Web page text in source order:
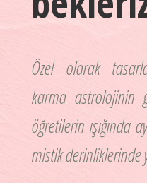
Özel olarak
karma astrolojinin
öğretilerin ışığında
mistik derinliklerinde